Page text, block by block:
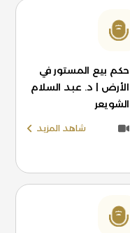
حكم بيع المستور في
الأرض | د. عبد السلام
الشويعر
شاهد المزيد